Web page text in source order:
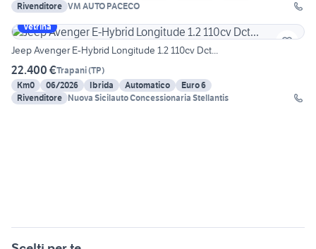
Rivenditore VM AUTO PACECO
Vetrina
Jeep Avenger E-Hybrid Longitude 1.2 110cv Dct...
22.400 €Trapani(TP)
Km0
06/2026 Ibrida Automatico
Euro 6
Rivenditore Nuova Sicilauto Concessionaria Stellantis